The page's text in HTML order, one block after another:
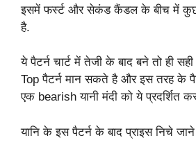
इसमें फर्स्ट और सेकंड कैंडल के बीच में
है.
ये पैटर्न चार्ट में तेजी के बाद बने तो ही
Top पैटर्न मान सकते है और इस तरह के
एक bearish यानी मंदी को ये प्रदर्शित
यानि के इस पैटर्न के बाद प्राइस निचे जाने